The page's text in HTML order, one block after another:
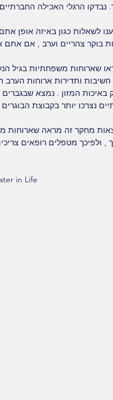
או
10 המזונות
הישראלים
ביותר, ולא
ביותר
נבדקו הרגלי האכילה
לשאלות כגון באיזה
בוקר צהריים וערב , אם אתם
שארוחות משפחתיות בגיל
חשיבות ותדירות ארוחות
נצרכו יותר בקבוצת
מחקר זה מראה שארוחות
, ולפיכך מטפלים רופאים
in Life